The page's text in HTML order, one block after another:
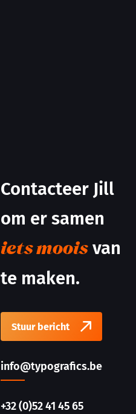
Contacteer Jill
om er samen
iets moois van
te maken.
Stuur bericht
info@typografics.be
+32 (0)52 41 45 65